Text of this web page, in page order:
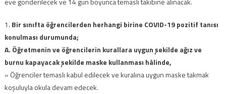
1. Bir sınıfta öğrencilerden herhangi birine COVID-19 pozitif tanısı
konulması durumunda;
A. Öğretmenin ve öğrencilerin kurallara uygun şekilde ağız ve
burnu kapayacak şekilde maske kullanması hâlinde,
» Öğrenciler temaslı kabul edilecek ve kuralına uygun maske takmak
koşuluyla okula devam edecek.